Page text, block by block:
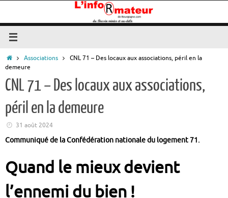
contenu
Accueil
Associations
CNL 71 – Des locaux aux associations, péril en la
demeure
CNL 71 – Des locaux aux associations,
péril en la demeure
31 août 2024
Communiqué de la Confédération nationale du logement 71.
Quand le mieux devient
l’ennemi du bien !